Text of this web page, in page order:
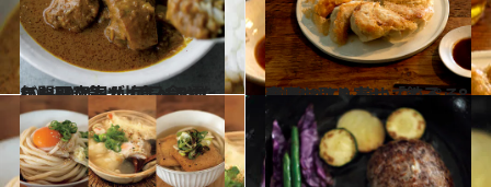
2019.2.6
年間800食以上食べるカレー研究家が 毎日食べたいお取り寄せカレー8選
グルメ 2019.8.1
全国お取り寄せ「餃子」8選 焼いても焼いてもぺろりといける！
グルメ